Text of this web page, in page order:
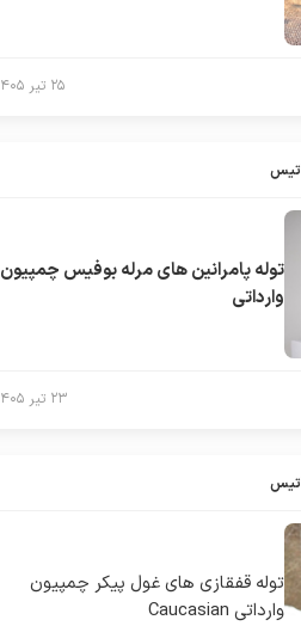
۲۵ تیر ۱۴۰۵
توله پامرانین های مرله بوفیس چمپیون
وارداتی
۲۳ تیر ۱۴۰۵
توله قفقازی های غول پیکر چمپیون
وارداتی Caucasian